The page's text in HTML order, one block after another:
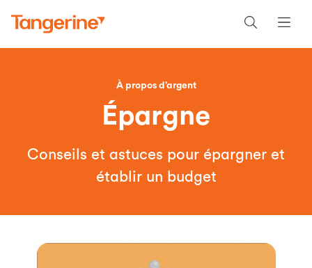
À propos d’argent
Épargne
Conseils et astuces pour épargner et
établir un budget